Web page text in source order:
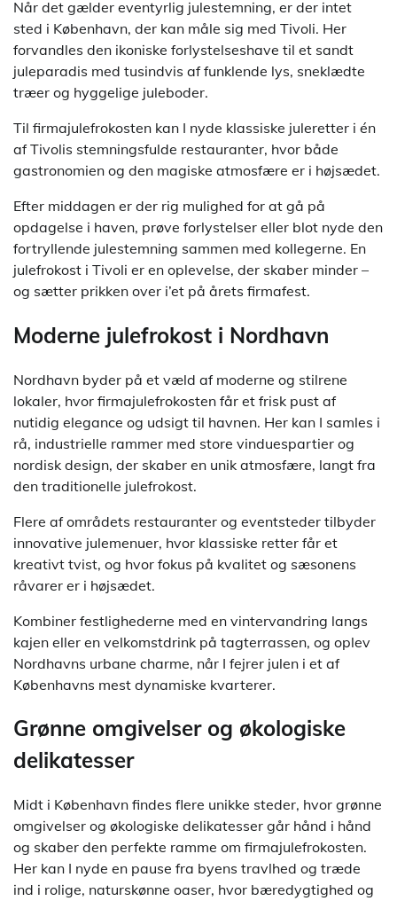
Når det gælder eventyrlig julestemning, er der intet
sted i København, der kan måle sig med Tivoli. Her
forvandles den ikoniske forlystelseshave til et sandt
juleparadis med tusindvis af funklende lys, sneklædte
træer og hyggelige juleboder.
Til firmajulefrokosten kan I nyde klassiske juleretter i én
af Tivolis stemningsfulde restauranter, hvor både
gastronomien og den magiske atmosfære er i højsædet.
Efter middagen er der rig mulighed for at gå på
opdagelse i haven, prøve forlystelser eller blot nyde den
fortryllende julestemning sammen med kollegerne. En
julefrokost i Tivoli er en oplevelse, der skaber minder –
og sætter prikken over i’et på årets firmafest.
Moderne julefrokost i Nordhavn
Nordhavn byder på et væld af moderne og stilrene
lokaler, hvor firmajulefrokosten får et frisk pust af
nutidig elegance og udsigt til havnen. Her kan I samles i
rå, industrielle rammer med store vinduespartier og
nordisk design, der skaber en unik atmosfære, langt fra
den traditionelle julefrokost.
Flere af områdets restauranter og eventsteder tilbyder
innovative julemenuer, hvor klassiske retter får et
kreativt tvist, og hvor fokus på kvalitet og sæsonens
råvarer er i højsædet.
Kombiner festlighederne med en vintervandring langs
kajen eller en velkomstdrink på tagterrassen, og oplev
Nordhavns urbane charme, når I fejrer julen i et af
Københavns mest dynamiske kvarterer.
Grønne omgivelser og økologiske
delikatesser
Midt i København findes flere unikke steder, hvor grønne
omgivelser og økologiske delikatesser går hånd i hånd
og skaber den perfekte ramme om firmajulefrokosten.
Her kan I nyde en pause fra byens travlhed og træde
ind i rolige, naturskønne oaser, hvor bæredygtighed og